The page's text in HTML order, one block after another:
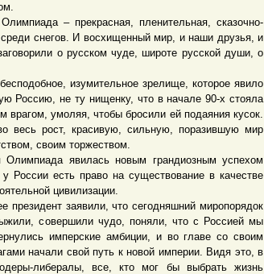
– прекрасная, пленительная, сказочно-
снегов. И восхищенный мир, и наши друзья, и
о русском чуде, широте русской души, о
изумительное зрелище, которое явило
Россию, не ту нищенку, что в начале 90-х стояла
врагом, умоляя, чтобы бросили ей подаяния кусок.
весь рост, красивую, сильную, поразившую мир
своим торжеством.
явилась новым грандиозным успехом
России есть право на существование в качестве
цивилизации.
заявили, что сегодняшний миропорядок
совершили чудо, поняли, что с Россией мы
имперские амбиции, и во главе со своим
начали свой путь к новой империи. Видя это, в
либералы, все, кто мог бы выбрать жизнь